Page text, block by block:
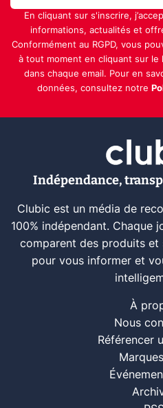
En cliquant sur s'inscrire,
informations, actualités et
Conformément au RGPD, vous
à tout moment en cliquant sur
dans chaque email. Pour en
données, consultez notre
Indépendance,
Clubic est un média de
100% indépendant. Chaque
comparent des produits et
pour vous informer et
À
Nous
Référencer